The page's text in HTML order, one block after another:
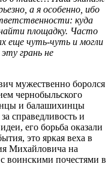
а я особенно, ибо
куда
площадку. Часто
еще чуть-чуть и могли
грань не
мужественно боролся
чернобыльского
и балашихинцы
справедливость и
его борьба оказали
это яркая веха в
Михайловича на
воинскими почестями в